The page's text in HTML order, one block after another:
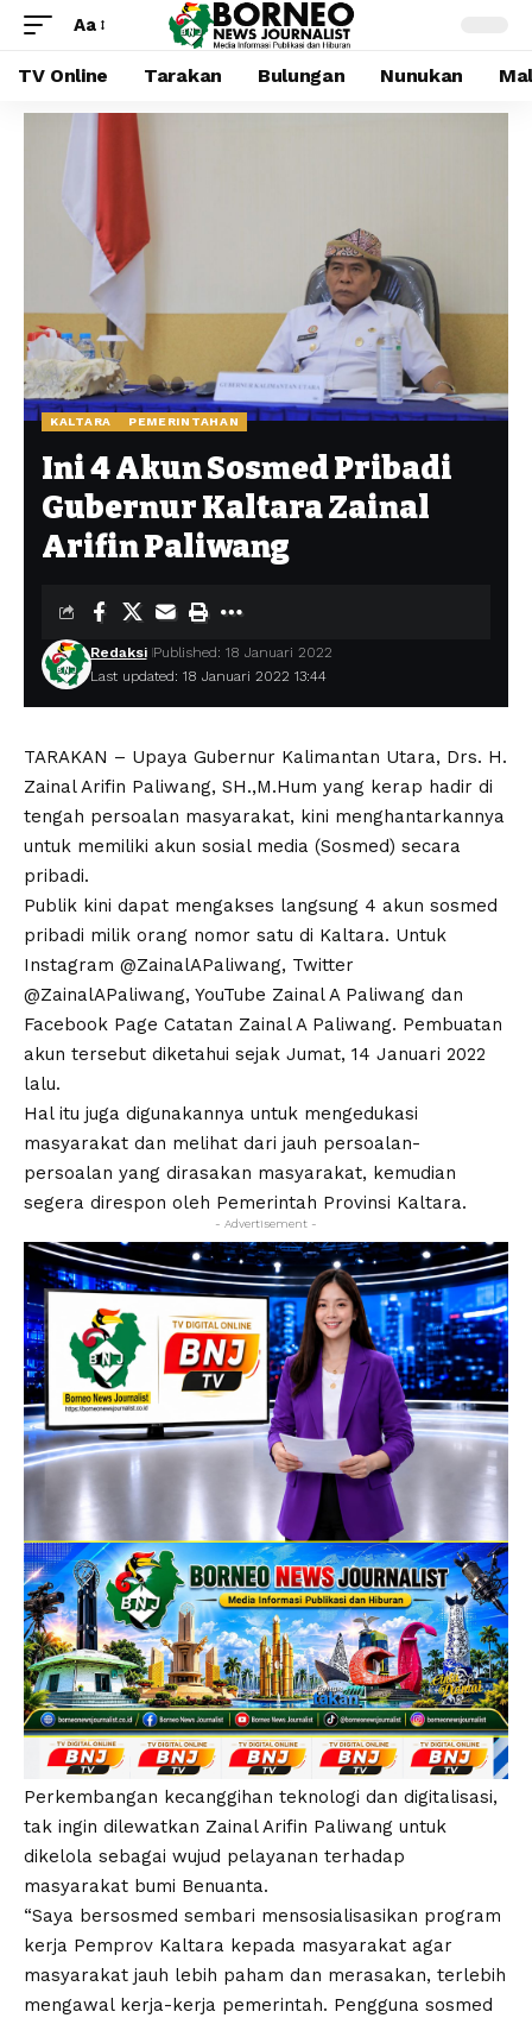
Aa
TV Online Tarakan Bulungan Nunukan
KALTARA PEMERINTAHAN
Ini 4 Akun Sosmed Pribadi
Gubernur Kaltara Zainal
Arifin Paliwang
Last updated: 18 Januari 2022 13:44
Redaksi Published: 18 Januari 2022
TARAKAN – Upaya Gubernur Kalimantan Utara, Drs. H.
Zainal Arifin Paliwang, SH.,M.Hum yang kerap hadir di
tengah persoalan masyarakat, kini menghantarkannya
untuk memiliki akun sosial media (Sosmed) secara
pribadi.
Publik kini dapat mengakses langsung 4 akun sosmed
pribadi milik orang nomor satu di Kaltara. Untuk
Instagram @ZainalAPaliwang, Twitter
@ZainalAPaliwang, YouTube Zainal A Paliwang dan
Facebook Page Catatan Zainal A Paliwang. Pembuatan
akun tersebut diketahui sejak Jumat, 14 Januari 2022
lalu.
Hal itu juga digunakannya untuk mengedukasi
masyarakat dan melihat dari jauh persoalan-
persoalan yang dirasakan masyarakat, kemudian
segera direspon oleh Pemerintah Provinsi Kaltara.
- Advertisement -
Perkembangan kecanggihan teknologi dan digitalisasi,
tak ingin dilewatkan Zainal Arifin Paliwang untuk
dikelola sebagai wujud pelayanan terhadap
masyarakat bumi Benuanta.
“Saya bersosmed sembari mensosialisasikan program
kerja Pemprov Kaltara kepada masyarakat agar
masyarakat jauh lebih paham dan merasakan, terlebih
mengawal kerja-kerja pemerintah. Pengguna sosmed